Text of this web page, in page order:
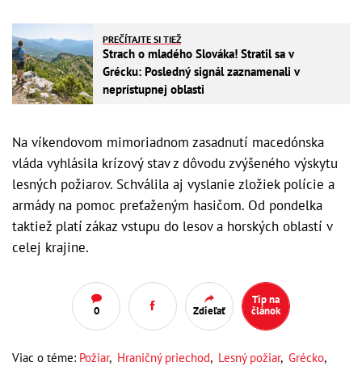
PREČÍTAJTE SI TIEŽ
Strach o mladého Slováka! Stratil sa v
Grécku: Posledný signál zaznamenali v
neprístupnej oblasti
Na víkendovom mimoriadnom zasadnutí macedónska
vláda vyhlásila krízový stav z dôvodu zvýšeného výskytu
lesných požiarov. Schválila aj vyslanie zložiek polície a
armády na pomoc preťaženým hasičom. Od pondelka
taktiež platí zákaz vstupu do lesov a horských oblastí v
celej krajine.
0 Zdieľať
Tip na
článok
Viac o téme: Požiar, Hraničný priechod, Lesný požiar, Grécko,